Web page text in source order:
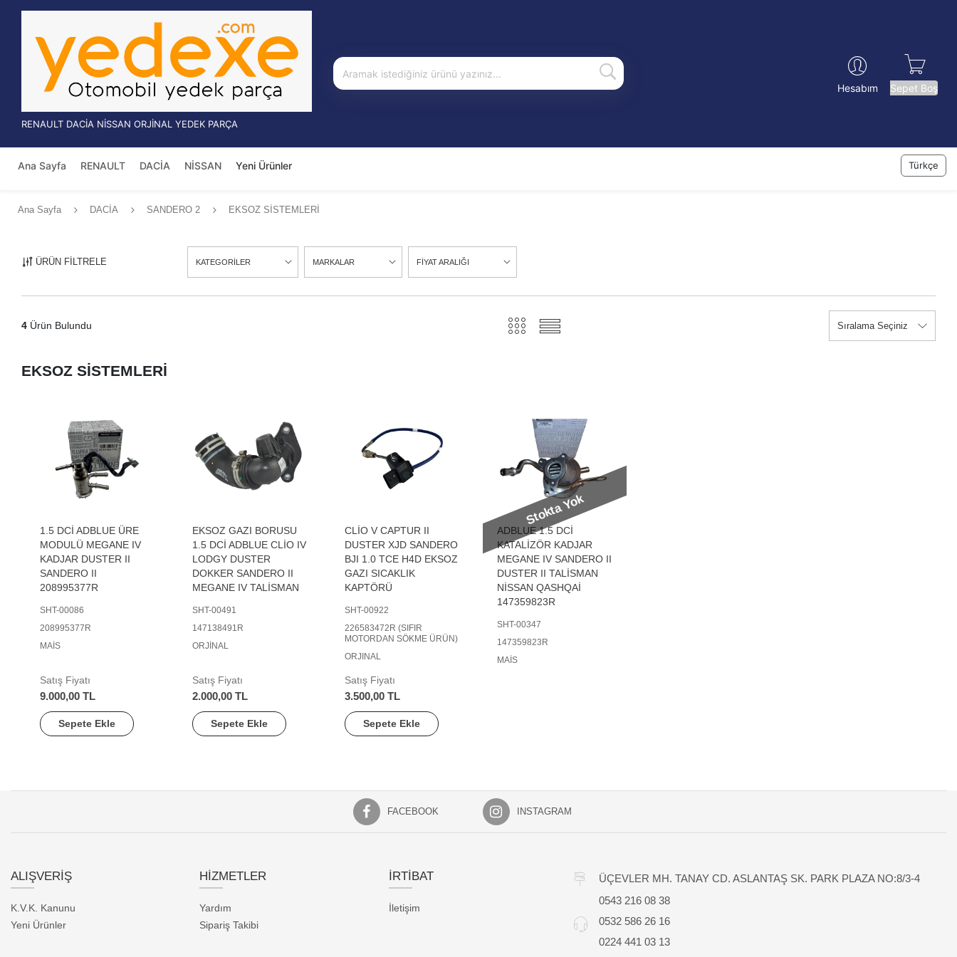
RENAULT DACİA NİSSAN ORJİNAL YEDEK PARÇA
Hesabım Sepet Boş
Ana Sayfa RENAULT DACİA NİSSAN Yeni Ürünler Türkçe
Ana Sayfa DACİA SANDERO 2 EKSOZ SİSTEMLERİ
ÜRÜN FİLTRELE KATEGORİLER MARKALAR FİYAT ARALIĞI
4 Ürün Bulundu
EKSOZ SİSTEMLERİ
1.5 DCİ ADBLUE ÜRE
MODULÜ MEGANE IV
KADJAR DUSTER II
SANDERO II
208995377R
SHT-00086
208995377R
MAİS
Satış Fiyatı
9.000,00 TL
Sepete Ekle
EKSOZ GAZI BORUSU
1.5 DCİ ADBLUE CLİO IV
LODGY DUSTER
DOKKER SANDERO II
MEGANE IV TALİSMAN
SHT-00491
147138491R
ORJİNAL
Satış Fiyatı
2.000,00 TL
Sepete Ekle
CLİO V CAPTUR II
DUSTER XJD SANDERO
BJI 1.0 TCE H4D EKSOZ
GAZI SICAKLIK
KAPTÖRÜ
SHT-00922
226583472R (SIFIR
MOTORDAN SÖKME ÜRÜN)
ORJINAL
Satış Fiyatı
3.500,00 TL
Sepete Ekle
Stokta Yok
ADBLUE 1.5 DCİ
KATALİZÖR KADJAR
MEGANE IV SANDERO II
DUSTER II TALİSMAN
NİSSAN QASHQAİ
147359823R
SHT-00347
147359823R
MAİS
FACEBOOK INSTAGRAM
ALIŞVERİŞ
K.V.K. Kanunu
Yeni Ürünler
HİZMETLER
Yardım
Sipariş Takibi
İRTİBAT
İletişim
ÜÇEVLER MH. TANAY CD. ASLANTAŞ SK. PARK PLAZA NO:8/3-4
0543 216 08 38
0532 586 26 16
0224 441 03 13